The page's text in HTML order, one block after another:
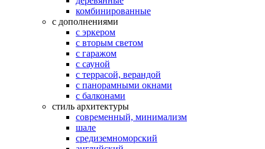
комбинированные
с дополнениями
с эркером
с вторым светом
с гаражом
с сауной
с террасой, верандой
с панорамными окнами
с балконами
стиль архитектуры
современный, минимализм
шале
средиземноморский